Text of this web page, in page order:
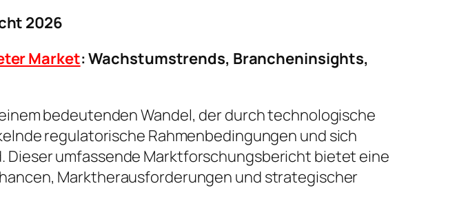
2026
Market: Wachstumstrends, Brancheninsights,
bedeutenden Wandel, der durch technologische
regulatorische Rahmenbedingungen und sich
umfassende Marktforschungsbericht bietet eine
Marktherausforderungen und strategischer